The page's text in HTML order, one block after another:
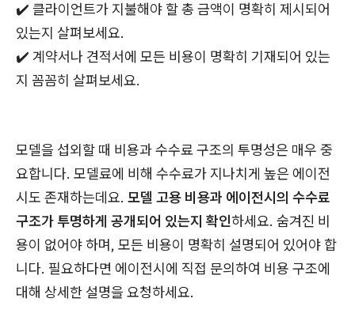
✔️ 클라이언트가 지불해야 할 총 금액이 명확히 제시되어
있는지 살펴보세요.
✔️ 계약서나 견적서에 모든 비용이 명확히 기재되어 있는
지 꼼꼼히 살펴보세요.
모델을 섭외할 때 비용과 수수료 구조의 투명성은 매우 중
요합니다. 모델료에 비해 수수료가 지나치게 높은 에이전
시도 존재하는데요. 모델 고용 비용과 에이전시의 수수료
구조가 투명하게 공개되어 있는지 확인하세요. 숨겨진 비
용이 없어야 하며, 모든 비용이 명확히 설명되어 있어야 합
니다. 필요하다면 에이전시에 직접 문의하여 비용 구조에
대해 상세한 설명을 요청하세요.